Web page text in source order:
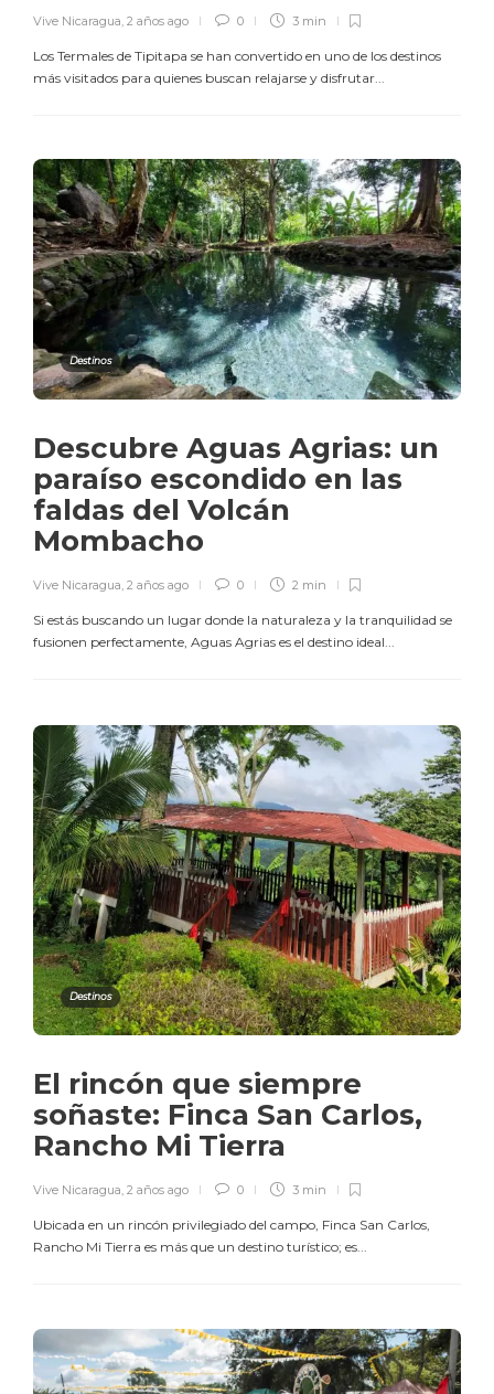
Vive Nicaragua, 2 años ago 0 3 min
Los Termales de Tipitapa se han convertido en uno de los destinos
más visitados para quienes buscan relajarse y disfrutar...
Destinos
Descubre Aguas Agrias: un
paraíso escondido en las
faldas del Volcán
Mombacho
Vive Nicaragua, 2 años ago 0 2 min
Si estás buscando un lugar donde la naturaleza y la tranquilidad se
fusionen perfectamente, Aguas Agrias es el destino ideal...
Destinos
El rincón que siempre
soñaste: Finca San Carlos,
Rancho Mi Tierra
Vive Nicaragua, 2 años ago 0 3 min
Ubicada en un rincón privilegiado del campo, Finca San Carlos,
Rancho Mi Tierra es más que un destino turístico; es...